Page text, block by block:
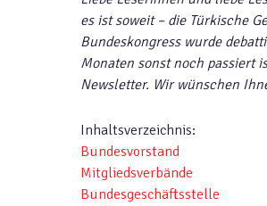
es ist soweit – die Türkische
Bundeskongress wurde
Monaten sonst noch passiert
Newsletter. Wir wünschen
Inhaltsverzeichnis:
Bundesvorstand
Mitgliedsverbände
Bundesgeschäftsstelle